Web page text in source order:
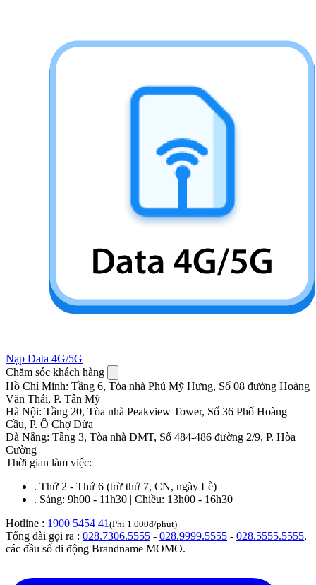
Nạp Data 4G/5G
Chăm sóc khách hàng
Hồ Chí Minh: Tầng 6, Tòa nhà Phú Mỹ Hưng, Số 08 đường Hoàng
Văn Thái, P. Tân Mỹ
Hà Nội: Tầng 20, Tòa nhà Peakview Tower, Số 36 Phố Hoàng
Cầu, P. Ô Chợ Dừa
Đà Nẵng: Tầng 3, Tòa nhà DMT, Số 484-486 đường 2/9, P. Hòa
Cường
Thời gian làm việc:
. Thứ 2 - Thứ 6 (trừ thứ 7, CN, ngày Lễ)
. Sáng: 9h00 - 11h30 | Chiều: 13h00 - 16h30
Hotline : 1900 5454 41 (Phí 1.000đ/phút)
Tổng đài gọi ra : 028.7306.5555 - 028.9999.5555 - 028.5555.5555,
các đầu số di động Brandname MOMO.